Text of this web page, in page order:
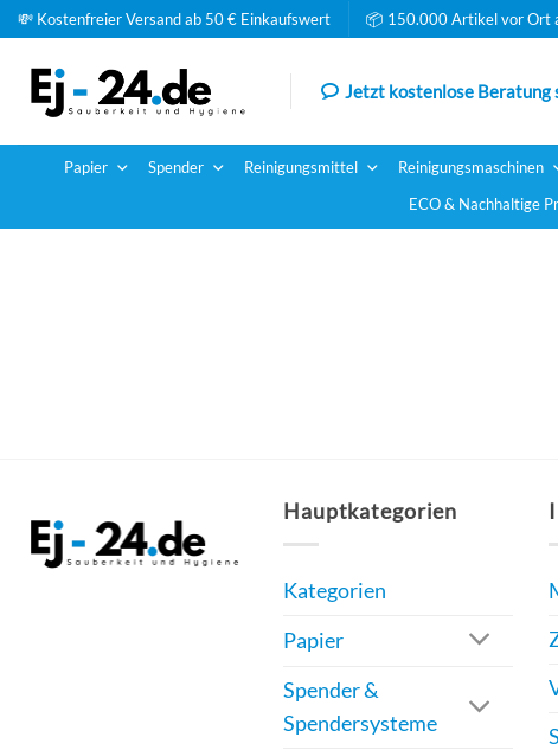
Zum
springen
💸 Kostenfreier Versand ab 50 € Einkaufswert 📦 150.000 Artikel vor Ort
Jetzt kostenlose Beratung
Papier Spender Reinigungsmittel Reinigungsmaschinen
ECO & Nachhaltige
Hauptkategorien
Kategorien
Papier
Spender &
Spendersysteme